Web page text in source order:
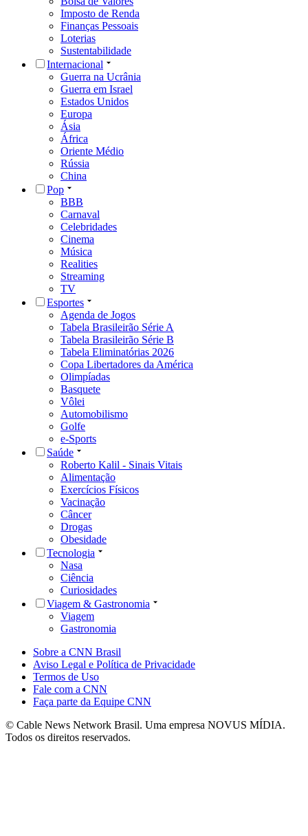
Imposto de Renda
Finanças Pessoais
Loterias
Sustentabilidade
Internacional
Guerra na Ucrânia
Guerra em Israel
Estados Unidos
Europa
Ásia
África
Oriente Médio
Rússia
China
Pop
BBB
Carnaval
Celebridades
Cinema
Música
Realities
Streaming
TV
Esportes
Agenda de Jogos
Tabela Brasileirão Série A
Tabela Brasileirão Série B
Tabela Eliminatórias 2026
Copa Libertadores da América
Olimpíadas
Basquete
Vôlei
Automobilismo
Golfe
e-Sports
Saúde
Roberto Kalil - Sinais Vitais
Alimentação
Exercícios Físicos
Vacinação
Câncer
Drogas
Obesidade
Tecnologia
Nasa
Ciência
Curiosidades
Viagem & Gastronomia
Viagem
Gastronomia
Sobre a CNN Brasil
Aviso Legal e Política de Privacidade
Termos de Uso
Fale com a CNN
Faça parte da Equipe CNN
© Cable News Network Brasil. Uma empresa NOVUS MÍDIA.
Todos os direitos reservados.